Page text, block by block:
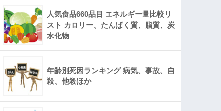
人気食品660品目 エネルギー量比較リ
スト カロリー、たんぱく質、脂質、炭
水化物
年齢別死因ランキング 病気、事故、自
殺、他殺ほか